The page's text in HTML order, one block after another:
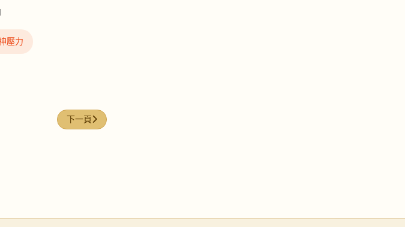
壓力
下一篇文章: NFW #04｜面青口唇白 ｜望落好似好虛弱
下一頁